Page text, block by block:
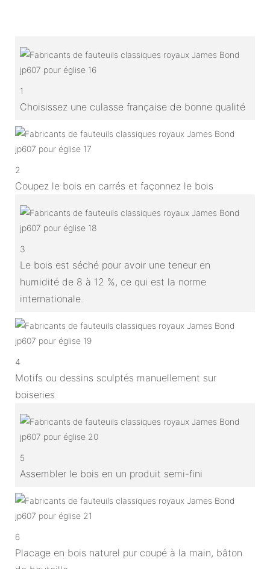
1
Choisissez une culasse française de bonne qualité
2
Coupez le bois en carrés et façonnez le bois
3
Le bois est séché pour avoir une teneur en
humidité de 8 à 12 %, ce qui est la norme
internationale.
4
Motifs ou dessins sculptés manuellement sur
boiseries
5
Assembler le bois en un produit semi-fini
6
Placage en bois naturel pur coupé à la main, bâton